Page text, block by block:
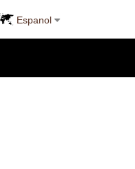
Espanol